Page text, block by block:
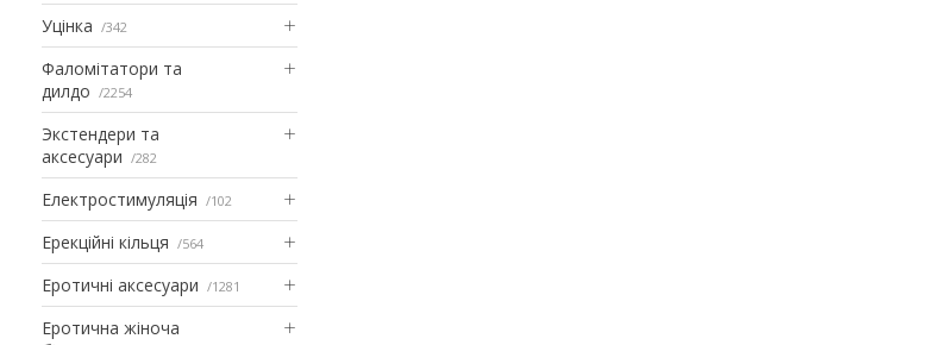
Уцінка 342
Фаломітатори та
дилдо
2254
Экстендери та
аксесуари
282
Електростимуляція 102
Ерекційні кільця 564
Еротичні аксесуари 1281
Еротична жіноча